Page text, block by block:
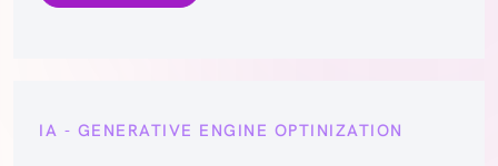
IA - GENERATIVE ENGINE OPTINIZATION